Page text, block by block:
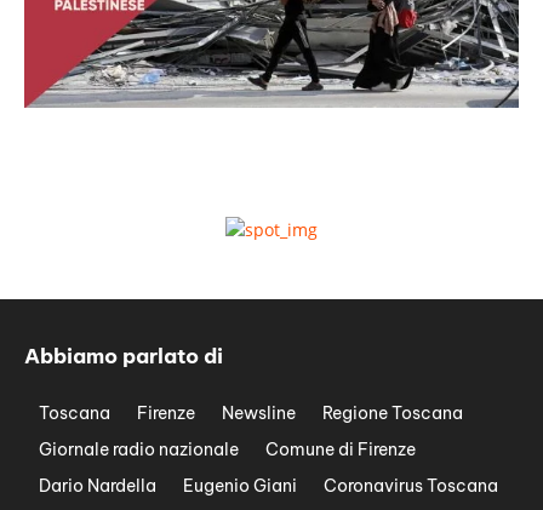
Abbiamo parlato di
Toscana Firenze Newsline
Regione Toscana
Giornale radio nazionale
Comune di Firenze
Dario Nardella
Eugenio Giani
Coronavirus Toscana